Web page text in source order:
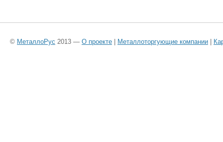
© МеталлоРус 2013 — О проекте | Металлоторгующие компании |